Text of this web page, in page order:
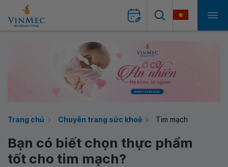
Trang chủ Chuyên trang sức khoẻ Tim mạch
Bạn có biết chọn thực phẩm
tốt cho tim mạch?